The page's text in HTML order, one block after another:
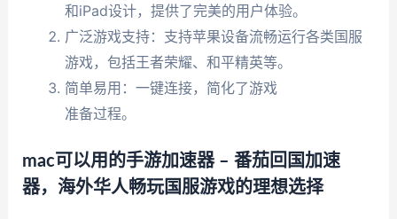
和iPad设计，提供了完美的用户体验。
广泛游戏支持：支持苹果设备流畅运行各类国服
游戏，包括王者荣耀、和平精英等。
简单易用：一键连接，简化了游戏
准备过程。
mac可以用的手游加速器 – 番茄回国加速
器，海外华人畅玩国服游戏的理想选择